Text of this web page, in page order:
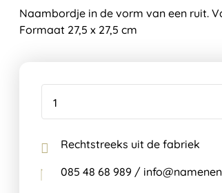
Naambordje in de vorm van een ruit.
Formaat 27,5 x 27,5 cm
Rechtstreeks uit de fabriek
085 48 68 989 /